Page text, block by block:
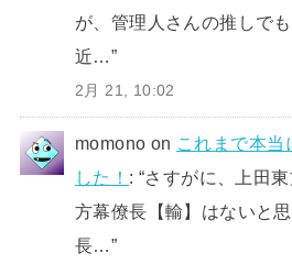
が、管理人さんの推しで
近…”
2月 21, 10:02
momono on これまで本当
した！ : “さすがに、上田
方幕僚長【輸】はないと
長…”